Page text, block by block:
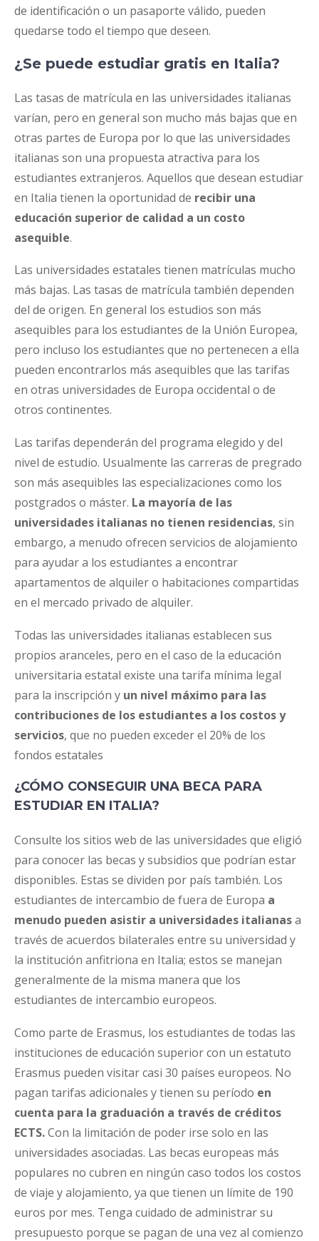
de identificación o un pasaporte válido, pueden
quedarse todo el tiempo que deseen.
¿Se puede estudiar gratis en Italia?
Las tasas de matrícula en las universidades italianas
varían, pero en general son mucho más bajas que en
otras partes de Europa por lo que las universidades
italianas son una propuesta atractiva para los
estudiantes extranjeros. Aquellos que desean estudiar
en Italia tienen la oportunidad de recibir una
educación superior de calidad a un costo
asequible.
Las universidades estatales tienen matrículas mucho
más bajas. Las tasas de matrícula también dependen
del de origen. En general los estudios son más
asequibles para los estudiantes de la Unión Europea,
pero incluso los estudiantes que no pertenecen a ella
pueden encontrarlos más asequibles que las tarifas
en otras universidades de Europa occidental o de
otros continentes.
Las tarifas dependerán del programa elegido y del
nivel de estudio. Usualmente las carreras de pregrado
son más asequibles las especializaciones como los
postgrados o máster. La mayoría de las
universidades italianas no tienen residencias, sin
embargo, a menudo ofrecen servicios de alojamiento
para ayudar a los estudiantes a encontrar
apartamentos de alquiler o habitaciones compartidas
en el mercado privado de alquiler.
Todas las universidades italianas establecen sus
propios aranceles, pero en el caso de la educación
universitaria estatal existe una tarifa mínima legal
para la inscripción y un nivel máximo para las
contribuciones de los estudiantes a los costos y
servicios, que no pueden exceder el 20% de los
fondos estatales
¿CÓMO CONSEGUIR UNA BECA PARA
ESTUDIAR EN ITALIA?
Consulte los sitios web de las universidades que eligió
para conocer las becas y subsidios que podrían estar
disponibles. Estas se dividen por país también. Los
estudiantes de intercambio de fuera de Europa a
menudo pueden asistir a universidades italianasa
través de acuerdos bilaterales entre su universidad y
la institución anfitriona en Italia; estos se manejan
generalmente de la misma manera que los
estudiantes de intercambio europeos.
Como parte de Erasmus, los estudiantes de todas las
instituciones de educación superior con un estatuto
Erasmus pueden visitar casi 30 países europeos. No
pagan tarifas adicionales y tienen su período en
cuenta para la graduación a través de créditos
ECTS.Con la limitación de poder irse solo en las
universidades asociadas. Las becas europeas más
populares no cubren en ningún caso todos los costos
de viaje y alojamiento, ya que tienen un límite de 190
euros por mes. Tenga cuidado de administrar su
presupuesto porque se pagan de una vez al comienzo